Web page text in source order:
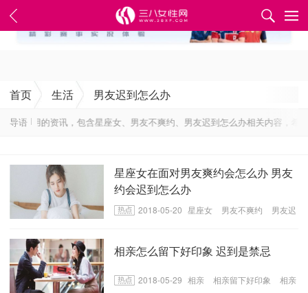
✕
首页 生活 男友迟到怎么办
导语
实用的资讯，包含星座女、男友不爽约、男友迟到怎么办相关内容，
星座女在面对男友爽约会怎么办 男友
约会迟到怎么办
2018-05-20 星座女 男友不爽约
男友迟
相亲怎么留下好印象 迟到是禁忌
2018-05-29 相亲 相亲留下好印象
相亲